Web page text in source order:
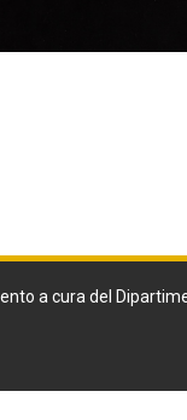
a cura del